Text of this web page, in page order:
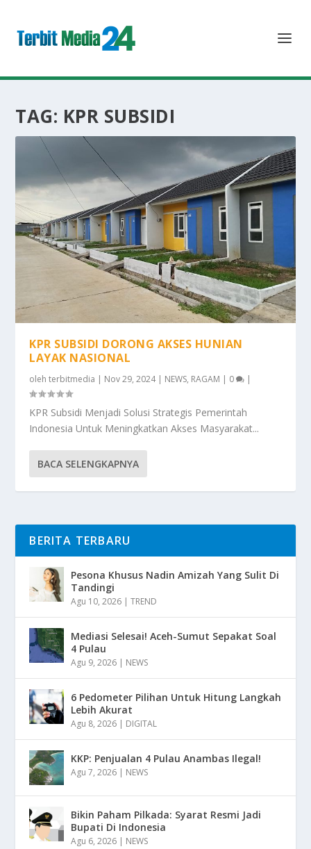
TAG: KPR SUBSIDI
KPR SUBSIDI DORONG AKSES HUNIAN
LAYAK NASIONAL
olehterbitmedia | Nov 29, 2024| NEWS, RAGAM | 0 |
KPR Subsidi Menjadi Solusi Strategis Pemerintah
Indonesia Untuk Meningkatkan Akses Masyarakat...
BACA SELENGKAPNYA
BERITA TERBARU
Pesona Khusus Nadin Amizah Yang Sulit Di
Tandingi
Agu 10, 2026 |TREND
Mediasi Selesai! Aceh-Sumut Sepakat Soal
4 Pulau
Agu 9, 2026 | NEWS
6 Pedometer Pilihan Untuk Hitung Langkah
Lebih Akurat
Agu 8, 2026 | DIGITAL
KKP: Penjualan 4 Pulau Anambas Ilegal!
Agu 7, 2026 | NEWS
Bikin Paham Pilkada: Syarat Resmi Jadi
Bupati Di Indonesia
Agu 6, 2026 | NEWS